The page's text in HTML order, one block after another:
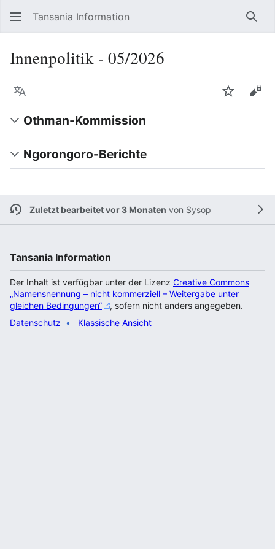
Tansania Information
Innenpolitik ‐ 05/2026
Sprache
Othman-Kommission
Ngorongoro-Berichte
Zuletzt bearbeitet vor 3 Monaten von Sysop
Tansania Information
Der Inhalt ist verfügbar unter der Lizenz Creative Commons
„Namensnennung – nicht kommerziell – Weitergabe unter
gleichen Bedingungen“
, sofern nicht anders angegeben.
Datenschutz
Klassische Ansicht